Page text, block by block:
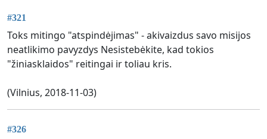
#321
Toks mitingo "atspindėjimas" - akivaizdus savo misijos
neatlikimo pavyzdys Nesistebėkite, kad tokios
"žiniasklaidos" reitingai ir toliau kris.
(Vilnius, 2018-11-03)
#326